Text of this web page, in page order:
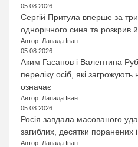
05.08.2026
Сергій Притула вперше за
однорічного сина та розкрив
Автор: Лапада Іван
05.08.2026
Аким Гасанов і Валентина
переліку осіб, які
означає
Автор: Лапада Іван
05.08.2026
Росія завдала масованого
загиблих, десятки поранених
Автор: Лапада Іван